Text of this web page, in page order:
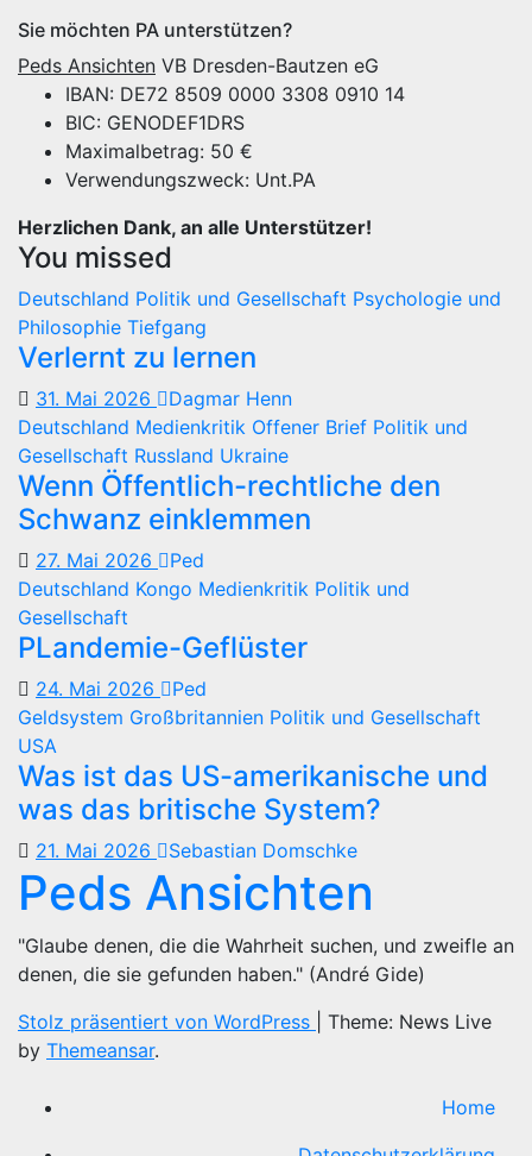
Sie möchten PA unterstützen?
Peds Ansichten VB Dresden-Bautzen eG
IBAN: DE72 8509 0000 3308 0910 14
BIC: GENODEF1DRS
Maximalbetrag: 50 €
Verwendungszweck: Unt.PA
Herzlichen Dank, an alle Unterstützer!
You missed
Deutschland Politik und Gesellschaft Psychologie und
Philosophie Tiefgang
Verlernt zu lernen
31. Mai 2026
Dagmar Henn
Deutschland Medienkritik Offener Brief Politik und
Gesellschaft Russland Ukraine
Wenn Öffentlich-rechtliche den
Schwanz einklemmen
27. Mai 2026
Ped
Deutschland Kongo Medienkritik Politik und
Gesellschaft
PLandemie-Geflüster
24. Mai 2026
Ped
Geldsystem Großbritannien Politik und Gesellschaft
USA
Was ist das US-amerikanische und
was das britische System?
21. Mai 2026 Sebastian Domschke
Peds Ansichten
"Glaube denen, die die Wahrheit suchen, und zweifle an
denen, die sie gefunden haben." (André Gide)
Stolz präsentiert von WordPress
Theme: News Live
by Themeansar.
Home